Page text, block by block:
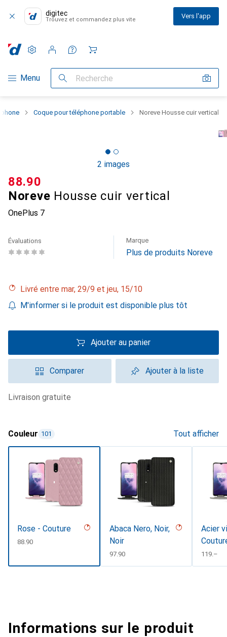
digitec
Trouvez et commandez plus vite Vers l'app
Navigation par catégorie
Menu Recherche
Paramètres
Compte client
Listes de comparaison
Listes d'envies
Panier
Coque pour téléphone portable Noreve Housse cuir vertical
2 images
Noreve Housse cuir vertical
OnePlus 7
CHF
88.90
Évaluations Marque
Plus de produits Noreve
Livré entre mar, 29/9 et jeu, 15/10
M'informer si le produit est disponible plus tôt
Ajouter au panier
Comparer Ajouter à la liste
livraison gratuite
Couleur 101 Tout afficher
Rose - Couture
CHF
88.90
Abaca Nero, Noir,
Noir
CHF
97.90
Acier
CHF
119.–
Informations sur le produit